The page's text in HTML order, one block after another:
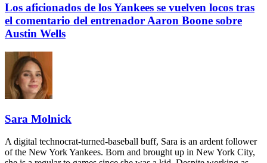
Los aficionados de los Yankees se vuelven locos tras
el comentario del entrenador Aaron Boone sobre
Austin Wells
Sara Molnick
A digital technocrat-turned-baseball buff, Sara is an ardent follower
of the New York Yankees. Born and brought up in New York City,